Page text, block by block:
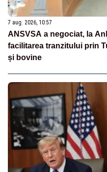
7 aug. 2026, 10:57
ANSVSA a negociat, la
facilitarea tranzitului prin
și bovine